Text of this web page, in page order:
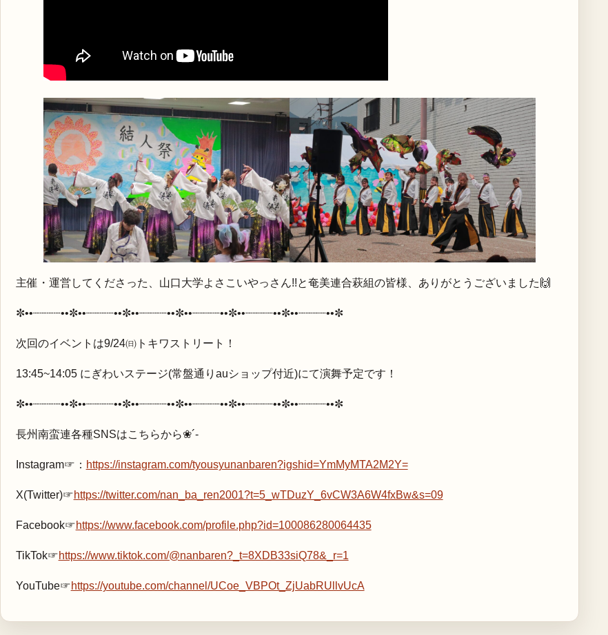
主催・運営してくださった、山口大学よさこいやっさん!!と奄美連合萩組の皆様、ありがとうございました🙌
✼••┈┈┈┈••✼••┈┈┈┈••✼••┈┈┈┈••✼••┈┈┈┈••✼••┈┈┈┈••✼••┈┈┈┈••✼
次回のイベントは9/24㈰トキワストリート！
13:45~14:05 にぎわいステージ(常盤通りauショップ付近)にて演舞予定です！
✼••┈┈┈┈••✼••┈┈┈┈••✼••┈┈┈┈••✼••┈┈┈┈••✼••┈┈┈┈••✼••┈┈┈┈••✼
長州南蛮連各種SNSはこちらから❀´-
Instagram☞： https://instagram.com/tyousyunanbaren?igshid=YmMyMTA2M2Y=
X(Twitter)☞https://twitter.com/nan_ba_ren2001?t=5_wTDuzY_6vCW3A6W4fxBw&s=09
Facebook☞https://www.facebook.com/profile.php?id=100086280064435
TikTok☞https://www.tiktok.com/@nanbaren?_t=8XDB33siQ78&_r=1
YouTube☞https://youtube.com/channel/UCoe_VBPOt_ZjUabRUllvUcA